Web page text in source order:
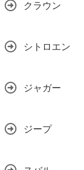
クラウン
シトロエン
ジャガー
ジープ